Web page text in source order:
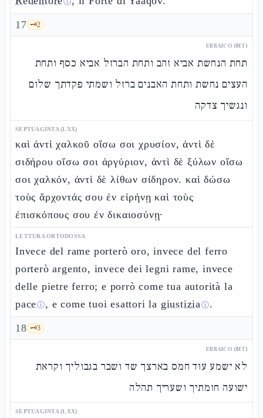
ⓘ
17 🗝️2
EBRAICO (MT)
תחת הנחשת אביא זהב ותחת הברזל אביא כסף ותחת
העצים נחשת ותחת האבנים ברזל ושמתי פקדתך שלום
ונגשיך צדקה
SEPTUAGINTA (LXX)
καὶ ἀντὶ χαλκοῦ οἴσω σοι χρυσίον, ἀντὶ δὲ
σιδήρου οἴσω σοι ἀργύριον, ἀντὶ δὲ ξύλων οἴσω
σοι χαλκόν, ἀντὶ δὲ λίθων σίδηρον. καὶ δώσω
τοὺς ἄρχοντάς σου ἐν εἰρήνῃ καὶ τοὺς
ἐπισκόπους σου ἐν δικαιοσύνῃ·
LETTURA ORTODOSSA
Invece del rame porterò oro, invece del ferro
porterò argento, invece dei legni rame, invece
delle pietre ferro; e porrò come tua autorità la
paceⓘ, e come tuoi esattori la giustiziaⓘ.
18 🗝️3
EBRAICO (MT)
לא ישמע עוד חמס בארצך שד ושבר בגבוליך וקראת
ישועה חומתיך ושעריך תהלה
SEPTUAGINTA (LXX)